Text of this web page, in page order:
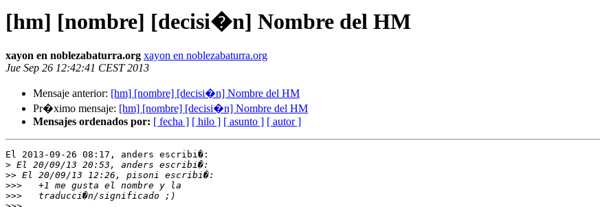
[hm] [nombre] [decisi�n] Nombre del HM
xayon en noblezabaturra.org xayon en noblezabaturra.org
Jue Sep 26 12:42:41 CEST 2013
Mensaje anterior: [hm] [nombre] [decisi�n] Nombre del HM
Pr�ximo mensaje: [hm] [nombre] [decisi�n] Nombre del HM
Mensajes ordenados por: [ fecha ] [ hilo ] [ asunto ] [ autor ]
El 2013-09-26 08:17, anders escribi�:
>
>>
>>>
>>>